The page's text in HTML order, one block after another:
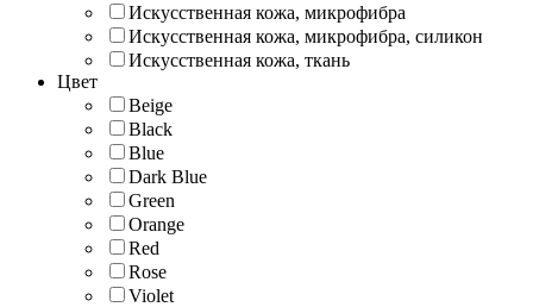
Искусственная кожа, микрофибра
Искусственная кожа, микрофибра, силикон
Искусственная кожа, ткань
Цвет
Beige
Black
Blue
Dark Blue
Green
Orange
Red
Rose
Violet